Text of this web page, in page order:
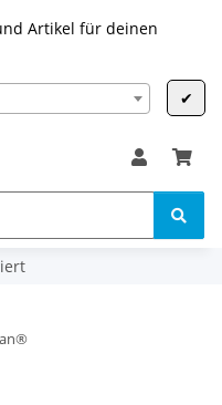
Artikel für deinen
✔
3 UStG)